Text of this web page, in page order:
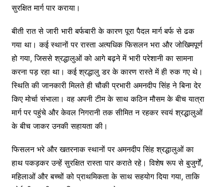
सुरक्षित मार्ग पार कराया।
बीती रात से जारी भारी बर्फबारी के कारण पूरा पैदल मार्ग बर्फ से ढक
गया था। कई स्थानों पर रास्ता अत्यधिक फिसलन भरा और जोखिमपूर्ण
हो गया, जिससे श्रद्धालुओं को आगे बढ़ने में भारी परेशानी का सामना
करना पड़ रहा था। कई श्रद्धालु डर के कारण रास्ते में ही रुक गए थे।
स्थिति की जानकारी मिलते ही चौकी प्रभारी अमनदीप सिंह ने बिना देर
किए मोर्चा संभाला। वह अपनी टीम के साथ कठिन मौसम के बीच यात्रा
मार्ग पर पहुंचे और केवल निगरानी तक सीमित न रहकर स्वयं श्रद्धालुओं
के बीच जाकर उनकी सहायता की।
फिसलन भरे और खतरनाक स्थानों पर अमनदीप सिंह श्रद्धालुओं का
हाथ पकड़कर उन्हें सुरक्षित रास्ता पार कराते रहे। विशेष रूप से बुजुर्गों,
महिलाओं और बच्चों को प्राथमिकता के साथ सहयोग दिया गया, ताकि